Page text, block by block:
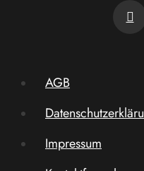
AGB
Impressum